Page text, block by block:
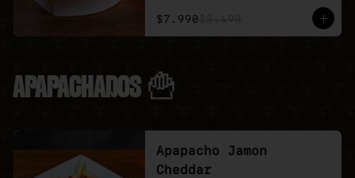
$7.990
APAPACHADOS 🍟
Apapacho Jamon
Cheddar